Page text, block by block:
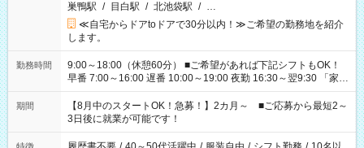
巣鴨駅 / 目白駅 / 北池袋駅 / …
≪自宅からドアtoドアで30分以内！≫ご希望の勤務地を紹介
します。
勤務時間
9:00～18:00（休憩60分） ■ご希望があれば下記シフトもOK！
早番 7:00～16:00 遅番 10:00～19:00 夜勤 16:30～翌9:30 「家族
と休みを合わせたい」 「余裕を持って夕飯の準備がしたい」
「できれば残業はしたくない」 など、ご希望を教えてください
ね。 ※Wワーク希望の方へ 今ご覧のお仕事で希望する勤務時間
と、もう1つのお仕事の勤務時間。 合計で週40時間を超える場
合は応募できません。
期間
【8月中のスタートOK！急募！】2カ月～ ■ご応募から最短2～
3日後に就業が可能です！